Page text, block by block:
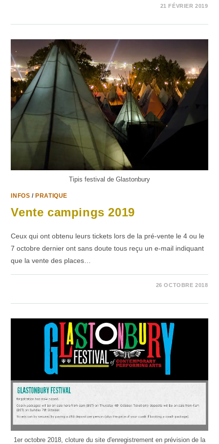
21 FÉVRIER 2019
Tipis festival de Glastonbury
INFOS /PRATIQUE
Vente campings 2019
Ceux qui ont obtenu leurs tickets lors de la pré-vente le 4 ou le
7 octobre dernier ont sans doute tous reçu un e-mail indiquant
que la vente des places…
2019
26 OCTOBRE 2018
1er octobre 2018, cloture du site d'enregistrement en prévision de la